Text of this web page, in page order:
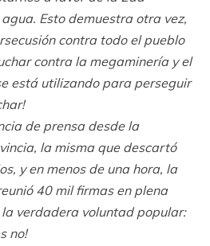
Esto demuestra otra vez,
contra todo el pueblo
contra la megaminería y el
está utilizando para perseguir
de prensa desde la
la misma que descartó
y en menos de una hora, la
40 mil firmas en plena
verdadera voluntad popular:
no!